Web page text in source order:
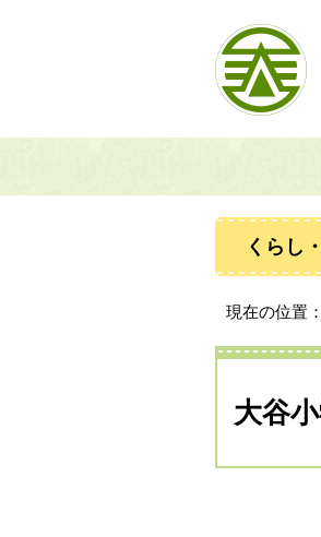
くらし
現在の位置
大谷